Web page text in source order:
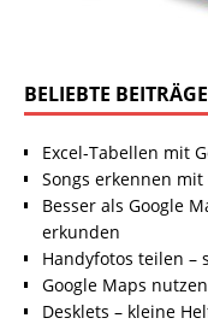
BELIEBTE BEITRÄGE
Excel-Tabellen mit
Songs erkennen
Besser als Google
erkunden
Handyfotos teilen –
Google Maps
Desklets – kleine